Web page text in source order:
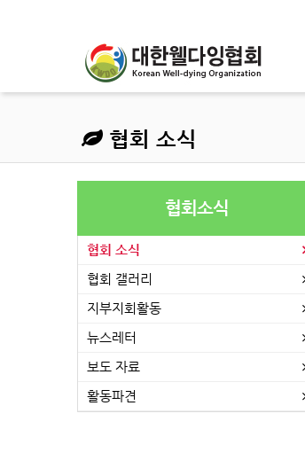
협회 소식
협회소식
협회 소식
협회 갤러리
지부지회활동
뉴스레터
보도 자료
활동파견